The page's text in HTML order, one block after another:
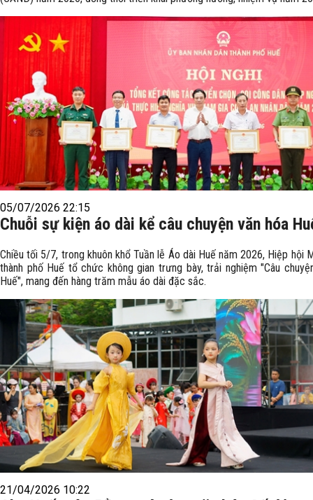
05/07/2026 22:15
Chuỗi sự kiện áo dài kể câu chuyện văn hóa
Chiều tối 5/7, trong khuôn khổ Tuần lễ Áo dài Huế năm 2026, Hiệp hội
thành phố Huế tổ chức không gian trưng bày, trải nghiệm "Câu
Huế", mang đến hàng trăm mẫu áo dài đặc sắc.
21/04/2026 10:22